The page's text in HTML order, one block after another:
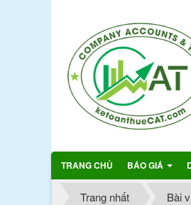
TRANG CHỦ BÁO GIÁ
Trang nhất Bài